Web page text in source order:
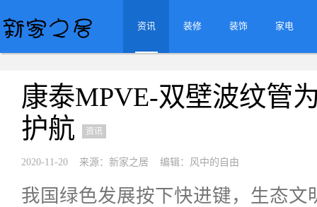
资讯 装修 装饰 家电
康泰MPVE-双壁波纹管
护航
资讯
2020-11-20 来源：新家之居 编辑：风中的自由
我国绿色发展按下快进键，生态